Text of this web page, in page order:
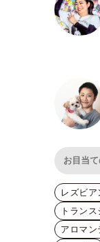
レズビア
トラン
アロマン